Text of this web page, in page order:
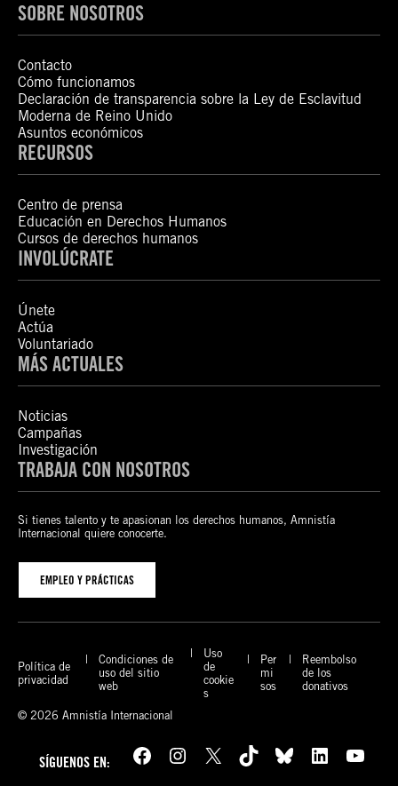
SOBRE NOSOTROS
Contacto
Cómo funcionamos
Declaración de transparencia sobre la Ley de Esclavitud
Moderna de Reino Unido
Asuntos económicos
RECURSOS
Centro de prensa
Educación en Derechos Humanos
Cursos de derechos humanos
INVOLÚCRATE
Únete
Actúa
Voluntariado
MÁS ACTUALES
Noticias
Campañas
Investigación
TRABAJA CON NOSOTROS
Si tienes talento y te apasionan los derechos humanos, Amnistía
Internacional quiere conocerte.
EMPLEO Y PRÁCTICAS
Política de
privacidad
Condiciones de
uso del sitio
web
Uso
de
cookie
s
Per
mi
sos
Reembolso
de los
donativos
© 2026 Amnistía Internacional
SÍGUENOS EN: Facebook Instagram X TikTok Bluesky LinkedIn YouTube